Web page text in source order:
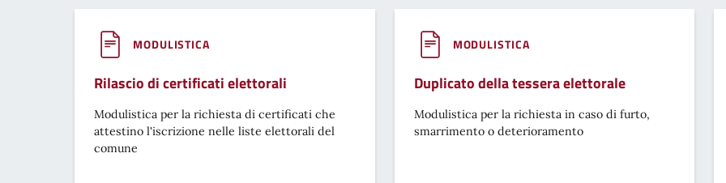
MODULISTICA
Rilascio di certificati elettorali
Modulistica per la richiesta di certificati che
attestino l'iscrizione nelle liste elettorali del
comune
MODULISTICA
Duplicato della tessera elettorale
Modulistica per la richiesta in caso di furto,
smarrimento o deterioramento